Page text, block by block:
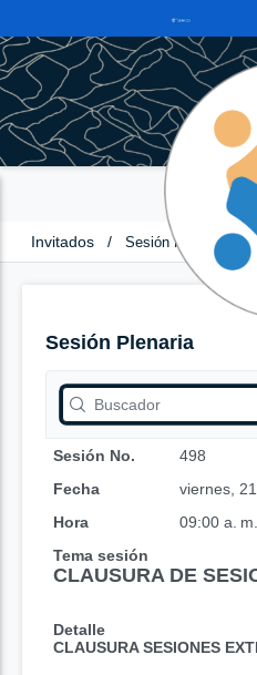
Invitados / Sesión Plenaria
Sesión Plenaria
Sesión No.
498
Fecha
viernes,
Hora
09:00 a. m.
Tema sesión
CLAUSURA DE
Detalle
CLAUSURA SESIONES